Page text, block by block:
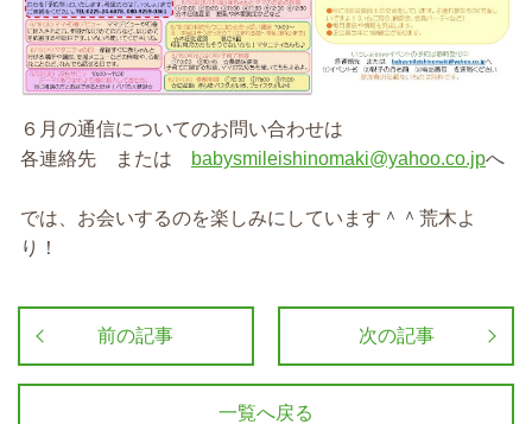
６月の通信についてのお問い合わせは
各連絡先 または
babysmileishinomaki@yahoo.co.jpへ
では、お会いするのを楽しみにしています＾＾荒木よ
り！
前の記事 次の記事
一覧へ戻る